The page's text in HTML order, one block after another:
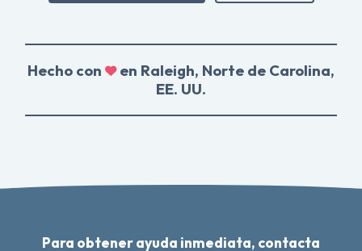
Hecho con
en Raleigh, Norte de Carolina,
EE. UU.
Para obtener ayuda inmediata, contacta